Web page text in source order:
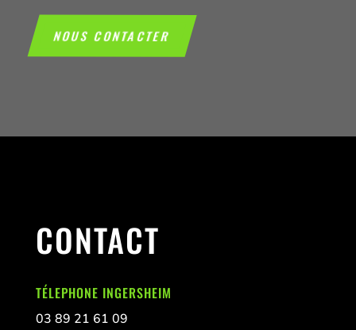
NOUS CONTACTER
CONTACT
TÉLEPHONE INGERSHEIM
03 89 21 61 09